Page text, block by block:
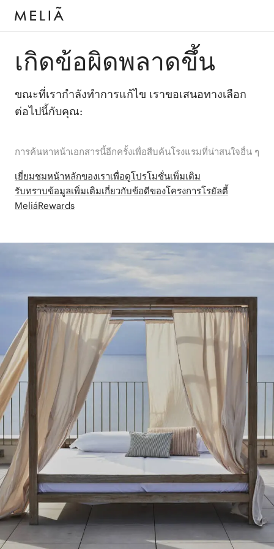
เกิดข้อผิดพลาดขึ้น
ขณะที่เรากำลังทำการแก้ไข เราขอเสนอทางเลือก
ต่อไปนี้กับคุณ:
การค้นหาหน้าเอกสารนี้อีกครั้งเพื่อสืบค้นโรงแรมที่น่าสนใจอื่น ๆ
เยี่ยมชมหน้าหลักของเราเพื่อดูโปรโมชั่นเพิ่มเติม
รับทราบข้อมูลเพิ่มเติมเกี่ยวกับข้อดีของโครงการโรยัลตี้
MeliáRewards